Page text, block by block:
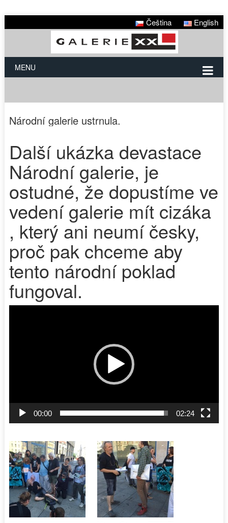
Čeština English
MENU
Národní galerie ustrnula.
Další ukázka devastace
Národní galerie, je
ostudné, že dopustíme ve
vedení galerie mít cizáka
, který ani neumí česky,
proč pak chceme aby
tento národní poklad
fungoval.
00:00 02:24